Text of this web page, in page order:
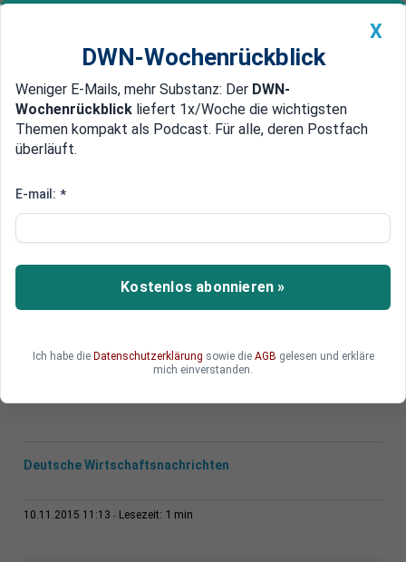
Newsticker MEIN DWN: Geldanlage Premium
Edelmetalle DWN-Magazin China
Streik bis Freitag
Lufthansa: Flugbegleiter
streiken bis Freitag
Die Lufthansa geht gerichtlich gegen den Streik
beantragt. Die Flugbegleiter wollen bis Freitag
Deutsche Wirtschaftsnachrichten
10.11.2015 11:13 Lesezeit: 1 min
X
DWN-Wochenrückblick
Weniger E-Mails, mehr Substanz: Der DWN-
Wochenrückblick liefert 1x/Woche die wichtigsten
Themen kompakt als Podcast. Für alle, deren Postfach
überläuft.
E-mail: *
Kostenlos abonnieren »
Ich habe die Datenschutzerklärung sowie die AGB gelesen und erkläre
mich einverstanden.